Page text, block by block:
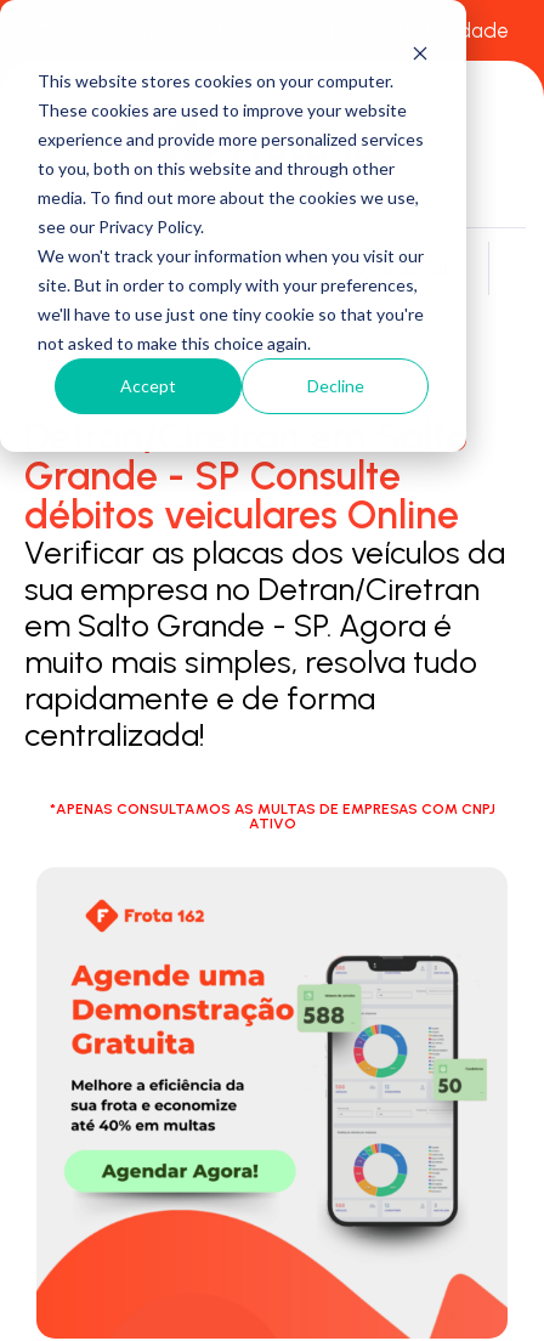
This website stores cookies on your computer.
These cookies are used to improve your website
experience and provide more personalized services
to you, both on this website and through other
media. To find out more about the cookies we use,
see our Privacy Policy.
We won't track your information when you visit our
site. But in order to comply with your preferences,
we'll have to use just one tiny cookie so that you're
not asked to make this choice again.
Accept Decline
Política de Privacidade
Buscar
Detran/Ciretran em Salto
Grande - SP Consulte
débitos veiculares Online
Verificar as placas dos veículos da
sua empresa no Detran/Ciretran
em Salto Grande - SP. Agora é
muito mais simples, resolva tudo
rapidamente e de forma
centralizada!
*APENAS CONSULTAMOS AS MULTAS DE EMPRESAS COM CNPJ
ATIVO